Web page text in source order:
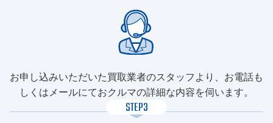
お申し込みいただいた買取業者のスタッフより、お電話も
しくはメールにておクルマの詳細な内容を伺います。
STEP3